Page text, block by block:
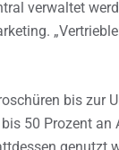
verwaltet
bis zur
50 Prozent an